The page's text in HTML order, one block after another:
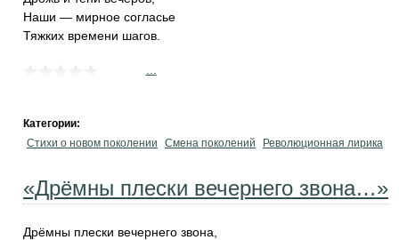
Наши — мирное согласье
Тяжких времени шагов.
Категории:
Стихи о новом поколении
Смена поколений Революционная лирика
«Дрёмны плески вечернего звона…»
Дрёмны плески вечернего звона,